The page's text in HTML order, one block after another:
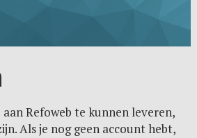
Refoweb te kunnen leveren,
Als je nog geen account hebt,